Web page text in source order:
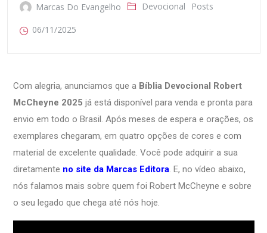
Marcas Do Evangelho Devocional Posts
06/11/2025
Com alegria, anunciamos que a Bíblia Devocional Robert
McCheyne 2025 já está disponível para venda e pronta para
envio em todo o Brasil. Após meses de espera e orações, os
exemplares chegaram, em quatro opções de cores e com
material de excelente qualidade. Você pode adquirir a sua
diretamente no site da Marcas Editora. E, no vídeo abaixo,
nós falamos mais sobre quem foi Robert McCheyne e sobre
o seu legado que chega até nós hoje.